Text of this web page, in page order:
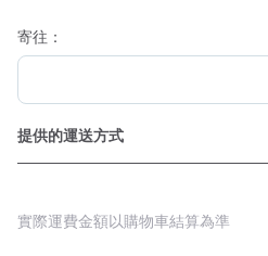
寄往：
提供的運送方式
實際運費金額以購物車結算為準